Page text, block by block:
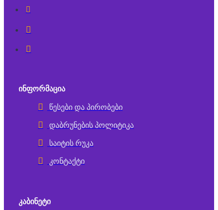
ᲘᲜᲤᲝᲠᲛᲐᲪᲘᲐ
წესები და პირობები
დაბრუნების პოლიტიკა
საიტის რუკა
კონტაქტი
ᲙᲐᲑᲘᲜᲔᲢᲘ